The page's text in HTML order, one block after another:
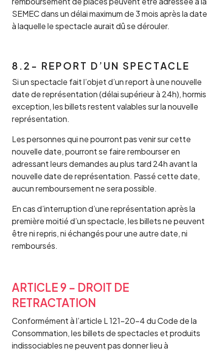
SEMEC dans un délai maximum de 3 mois après la date
à laquelle le spectacle aurait dû se dérouler.
8.2- REPORT D’UN SPECTACLE
Si un spectacle fait l’objet d’un report à une nouvelle
date de représentation (délai supérieur à 24h), hormis
exception, les billets restent valables sur la nouvelle
représentation.
Les personnes qui ne pourront pas venir sur cette
nouvelle date, pourront se faire rembourser en
adressant leurs demandes au plus tard 24h avant la
nouvelle date de représentation. Passé cette date,
aucun remboursement ne sera possible.
En cas d’interruption d’une représentation après la
première moitié d’un spectacle, les billets ne peuvent
être ni repris, ni échangés pour une autre date, ni
remboursés.
ARTICLE 9 – DROIT DE
RETRACTATION
Conformément à l’article L 121-20-4 du Code de la
Consommation, les billets de spectacles et produits
indissociables ne peuvent pas donner lieu à